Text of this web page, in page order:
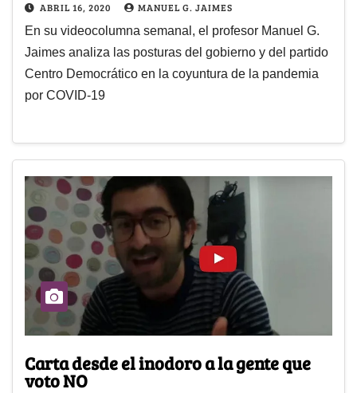
ABRIL 16, 2020 MANUEL G. JAIMES
En su videocolumna semanal, el profesor Manuel G.
Jaimes analiza las posturas del gobierno y del partido
Centro Democrático en la coyuntura de la pandemia
por COVID-19
Carta desde el inodoro a la gente que
voto NO